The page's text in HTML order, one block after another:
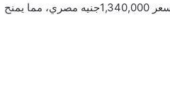
تأتي فئة الـComfort بسعر 1,190,000 جنيه مصري، بينما تتوفر فئة الـLuxury بسعر 1,340,000جنيه مصري، مما يمنح